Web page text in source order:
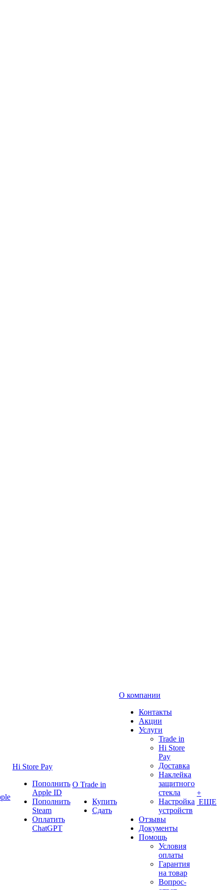
Hi Store Pay
Пополнить
Apple ID
Пополнить
Steam
Оплатить
ChatGPT
О Trade in
Купить
Сдать
О компании
Контакты
Акции
Услуги
Trade in
Hi Store
Pay
Доставка
Наклейка
защитного
стекла
Настройка
устройств
Отзывы
Документы
Помощь
Условия
оплаты
Гарантия
на товар
Вопрос-
+
ЕЩЕ